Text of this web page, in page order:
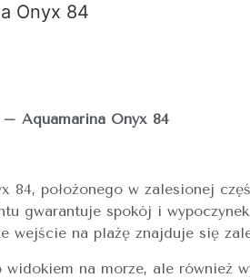
Onyx 84
Aquamarina Onyx 84
84, położonego w zalesionej
gwarantuje spokój i
na plażę znajduje się
na morze, ale również